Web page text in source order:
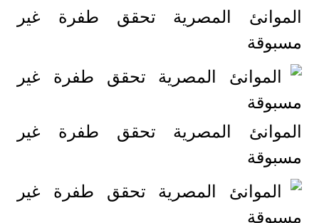
الموانئ المصرية تحقق طفرة غير
مسبوقة
الموانئ المصرية تحقق طفرة غير
مسبوقة